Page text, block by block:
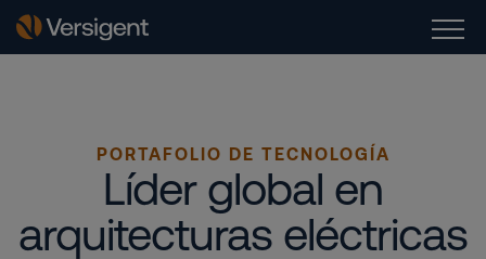
PORTAFOLIO DE TECNOLOGÍA
Líder global en
arquitecturas eléctricas